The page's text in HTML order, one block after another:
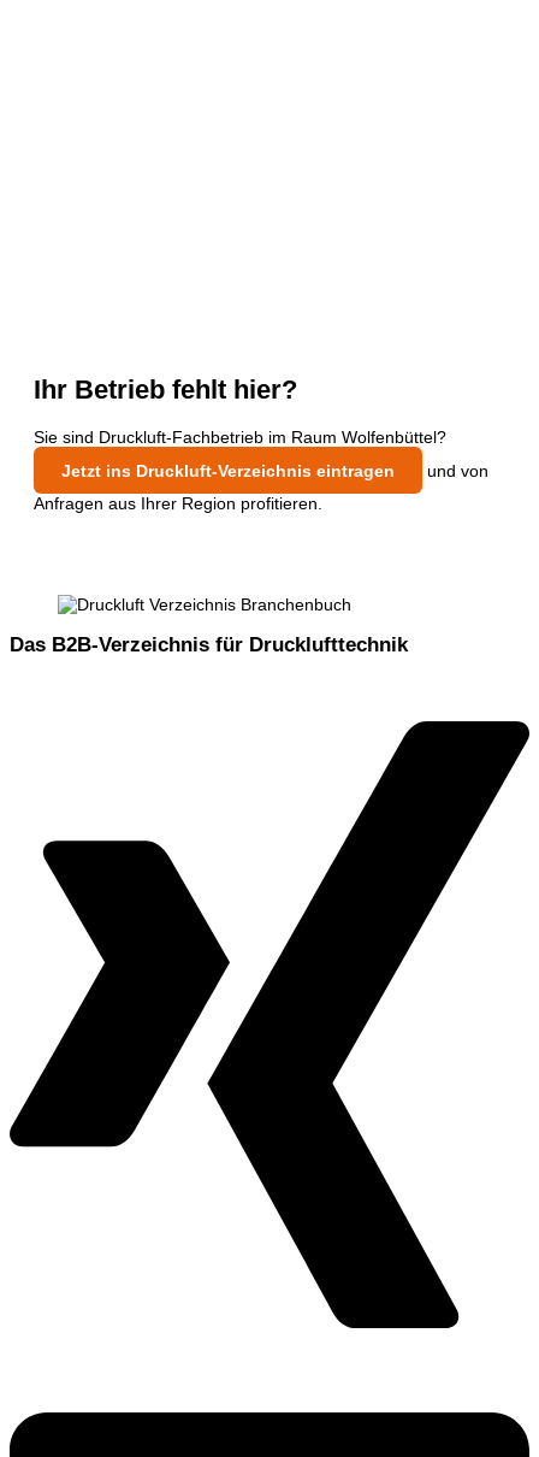
Ihr Betrieb fehlt hier?
Sie sind Druckluft-Fachbetrieb im Raum Wolfenbüttel?
Jetzt ins Druckluft-Verzeichnis eintragen
und von
Anfragen aus Ihrer Region profitieren.
Das B2B-Verzeichnis für Drucklufttechnik